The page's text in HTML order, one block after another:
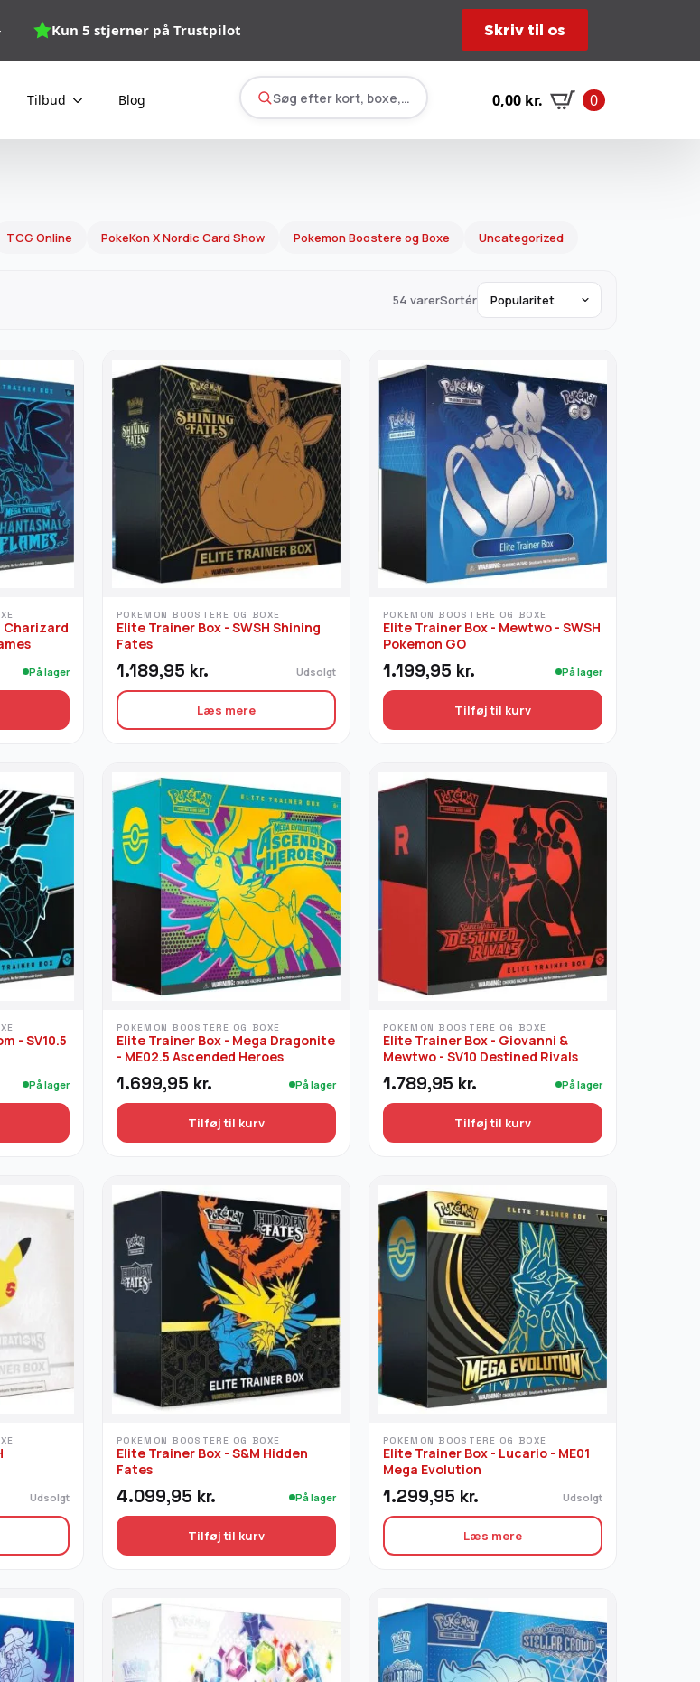
Kun 5 stjerner på Trustpilot Skriv til os
Tilbud Blog Søg efter kort, boxe, tilbehør… 0,00 kr. 0
TCG Online PokeKon X Nordic Card Show Pokemon Boostere og Boxe Uncategorized
54 varerSortér
Charizard
På lager
POKEMON BOOSTERE OG BOXE
Elite Trainer Box - SWSH Shining
Fates
1.189,95 kr. Udsolgt
Læs mere
POKEMON BOOSTERE OG BOXE
Elite Trainer Box - Mewtwo - SWSH
Pokemon GO
1.199,95 kr. På lager
Tilføj til kurv
- SV10.5
På lager
POKEMON BOOSTERE OG BOXE
Elite Trainer Box - Mega Dragonite
- ME02.5 Ascended Heroes
1.699,95 kr. På lager
Tilføj til kurv
POKEMON BOOSTERE OG BOXE
Elite Trainer Box - Giovanni &
Mewtwo - SV10 Destined Rivals
1.789,95 kr. På lager
Tilføj til kurv
Udsolgt
POKEMON BOOSTERE OG BOXE
Elite Trainer Box - S&M Hidden
Fates
4.099,95 kr. På lager
Tilføj til kurv
POKEMON BOOSTERE OG BOXE
Elite Trainer Box - Lucario - ME01
Mega Evolution
1.299,95 kr. Udsolgt
Læs mere